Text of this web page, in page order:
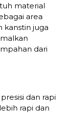
material
area
kanstin juga
dari
dan rapi
rapi dan